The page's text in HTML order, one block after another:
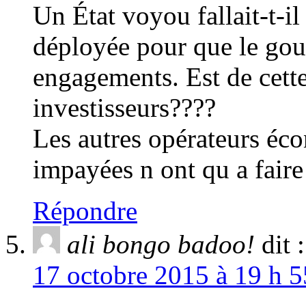
Un État voyou fallait-t-il
déployée pour que le
engagements. Est de
investisseurs????
Les autres opérateurs
impayées n ont qu a
Répondre
ali bongo badoo! dit :
17 octobre 2015 à 19 h